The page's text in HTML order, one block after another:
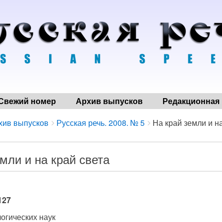
номер Архив выпусков
Редакционная
выпусков
Русская речь. 2008. № 5 На край земли и
и на край света
наук